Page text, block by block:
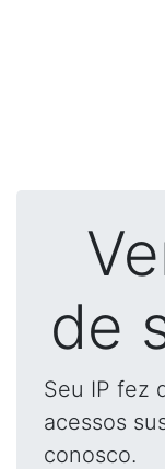
de
Seu IP fez
acessos
conosco.